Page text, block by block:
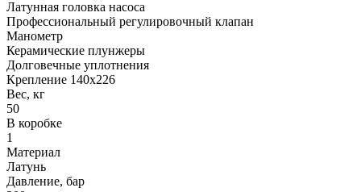
Латунная головка насоса
Профессиональный регулировочный клапан
Манометр
Керамические плунжеры
Долговечные уплотнения
Крепление 140x226
Вес, кг
50
В коробке
1
Материал
Латунь
Давление, бар